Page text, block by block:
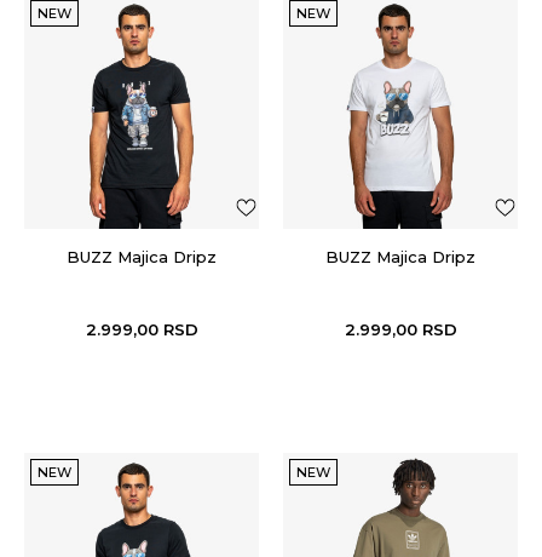
NEW
BUZZ Majica Dripz
2.999,00 RSD
NEW
BUZZ Majica Dripz
2.999,00 RSD
NEW NEW